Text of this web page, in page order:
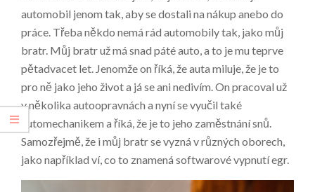
automobil jenom tak, aby se dostali na nákup anebo do
práce. Třeba někdo nemá rád automobily tak, jako můj
bratr. Můj bratr už má snad páté auto, a to je mu teprve
pětadvacet let. Jenomže on říká, že auta miluje, že je to
pro ně jako jeho život a já se ani nedivím. On pracoval už
v několika autoopravnách a nyní se vyučil také
automechanikem a říká, že je to jeho zaměstnání snů.
Samozřejmě, že i můj bratr se vyzná v různých oborech,
jako například ví, co to znamená softwarové vypnutí egr.